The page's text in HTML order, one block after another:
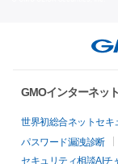
GMOインターネッ
世界初総合ネットセキ
パスワード漏洩診断
セキュリティ相談AIチ